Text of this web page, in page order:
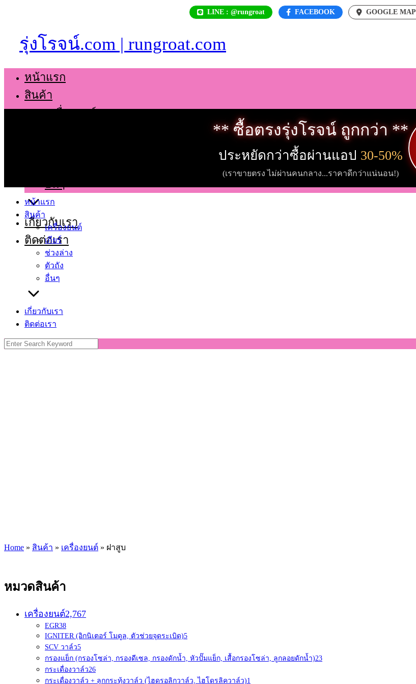
LINE : @rungroat FACEBOOK GOOGLE MAP
รุ่งโรจน์.com | rungroat.com
หน้าแรก
สินค้า
เครื่องยนต์
อื่นๆ
เกี่ยวกับเรา
ติดต่อเรา
** ซื้อตรงรุ่งโรจน์ ถูกกว่า **
ประหยัดกว่าซื้อผ่านแอป 30-50%
(เราขายตรง ไม่ผ่านคนกลาง...ราคาดีกว่าแน่นอน!)
หน้าแรก
สินค้า
เครื่องยนต์
เกียร์
ช่วงล่าง
ตัวถัง
อื่นๆ
เกี่ยวกับเรา
ติดต่อเรา
Search
for:
Home » สินค้า » เครื่องยนต์ » ฝาสูบ
หมวดสินค้า
เครื่องยนต์2,767
EGR38
IGNITER (อิกนิเตอร์ โมดูล, ตัวช่วยจุดระเบิด)5
SCV วาล์ว5
กรองแย็ก (กรองโซล่า, กรองดีเซล, กรองดักน้ำ, หัวปั๊มแย็ก, เสื้อกรองโซล่า, ลูกลอยดักน้ำ)23
กระเดื่องวาล์ว26
กระเดื่องวาล์ว + ลูกกระทุ้งวาล์ว (ไฮดรอลิกวาล์ว, ไฮโดรลิควาล์ว)1